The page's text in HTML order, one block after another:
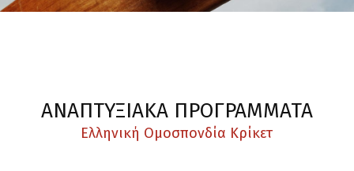
ΑΝΑΠΤΥΞΙΑΚΆ ΠΡΟΓΡΆΜΜΑΤΑ
Ελληνική Ομοσπονδία Κρίκετ